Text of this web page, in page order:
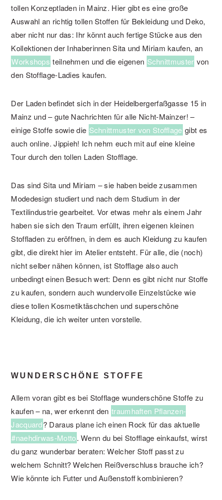
tollen Konzeptladen in Mainz. Hier gibt es eine große
Auswahl an richtig tollen Stoffen für Bekleidung und Deko,
aber nicht nur das: Ihr könnt auch fertige Stücke aus den
Kollektionen der Inhaberinnen Sita und Miriam kaufen, an
Workshops teilnehmen und die eigenen Schnittmuster von
den Stofflage-Ladies kaufen.
Der Laden befindet sich in der Heidelbergerfaßgasse 15 in
Mainz und – gute Nachrichten für alle Nicht-Mainzer! –
einige Stoffe sowie die Schnittmuster von Stofflage gibt es
auch online. Jippieh! Ich nehm euch mit auf eine kleine
Tour durch den tollen Laden Stofflage.
Das sind Sita und Miriam – sie haben beide zusammen
Modedesign studiert und nach dem Studium in der
Textilindustrie gearbeitet. Vor etwas mehr als einem Jahr
haben sie sich den Traum erfüllt, ihren eigenen kleinen
Stoffladen zu eröffnen, in dem es auch Kleidung zu kaufen
gibt, die direkt hier im Atelier entsteht. Für alle, die (noch)
nicht selber nähen können, ist Stofflage also auch
unbedingt einen Besuch wert: Denn es gibt nicht nur Stoffe
zu kaufen, sondern auch wundervolle Einzelstücke wie
diese tollen Kosmetiktäschchen und superschöne
Kleidung, die ich weiter unten vorstelle.
WUNDERSCHÖNE STOFFE
Allem voran gibt es bei Stofflage wunderschöne Stoffe zu
kaufen – na, wer erkennt den traumhaften Pflanzen-
Jacquard? Daraus plane ich einen Rock für das aktuelle
#naehdirwas-Motto. Wenn du bei Stofflage einkaufst, wirst
du ganz wunderbar beraten: Welcher Stoff passt zu
welchem Schnitt? Welchen Reißverschluss brauche ich?
Wie könnte ich Futter und Außenstoff kombinieren?